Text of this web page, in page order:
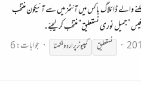
والے ڈائلاگ باکس میں آئٹمز میں سے آئیکون منتخب
نستعلیق کمپیوٹرپراردولکھنا
جوابات: 6